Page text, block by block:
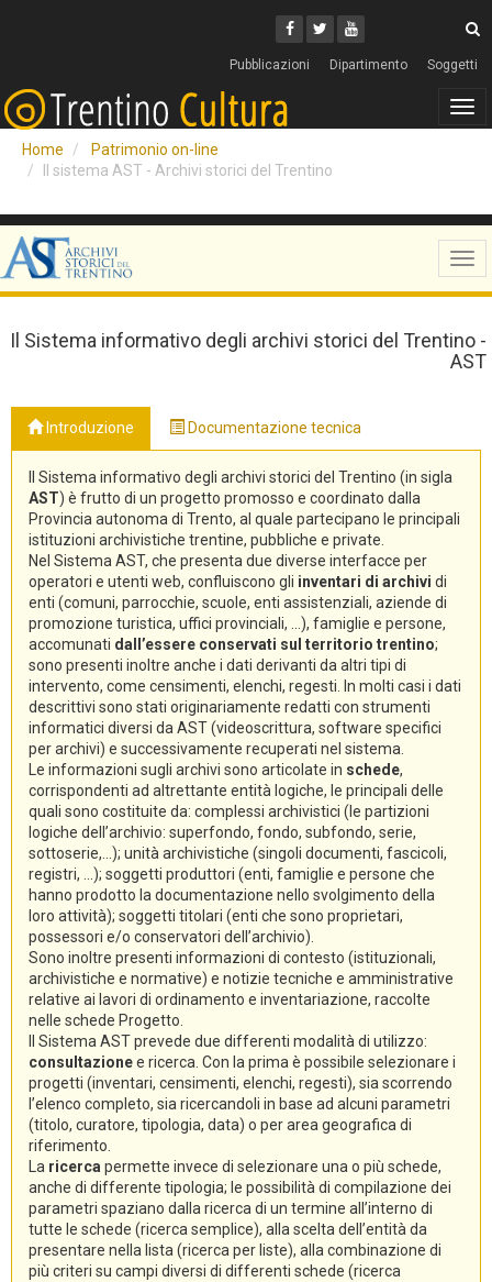
Facebook
Twitter
Youtube
Pubblicazioni Dipartimento Soggetti
Home
Patrimonio on-line
Il sistema AST - Archivi storici del Trentino
Il Sistema informativo degli archivi storici del Trentino -
AST
Introduzione Documentazione tecnica
Il Sistema informativo degli archivi storici del Trentino (in sigla
AST) è frutto di un progetto promosso e coordinato dalla
Provincia autonoma di Trento, al quale partecipano le principali
istituzioni archivistiche trentine, pubbliche e private.
Nel Sistema AST, che presenta due diverse interfacce per
operatori e utenti web, confluiscono gli inventari di archivi di
enti (comuni, parrocchie, scuole, enti assistenziali, aziende di
promozione turistica, uffici provinciali, ...), famiglie e persone,
accomunati dall’essere conservati sul territorio trentino;
sono presenti inoltre anche i dati derivanti da altri tipi di
intervento, come censimenti, elenchi, regesti. In molti casi i dati
descrittivi sono stati originariamente redatti con strumenti
informatici diversi da AST (videoscrittura, software specifici
per archivi) e successivamente recuperati nel sistema.
Le informazioni sugli archivi sono articolate in schede,
corrispondenti ad altrettante entità logiche, le principali delle
quali sono costituite da: complessi archivistici (le partizioni
logiche dell’archivio: superfondo, fondo, subfondo, serie,
sottoserie,...); unità archivistiche (singoli documenti, fascicoli,
registri, ...); soggetti produttori (enti, famiglie e persone che
hanno prodotto la documentazione nello svolgimento della
loro attività); soggetti titolari (enti che sono proprietari,
possessori e/o conservatori dell’archivio).
Sono inoltre presenti informazioni di contesto (istituzionali,
archivistiche e normative) e notizie tecniche e amministrative
relative ai lavori di ordinamento e inventariazione, raccolte
nelle schede Progetto.
Il Sistema AST prevede due differenti modalità di utilizzo:
consultazionee ricerca. Con la prima è possibile selezionare i
progetti (inventari, censimenti, elenchi, regesti), sia scorrendo
l’elenco completo, sia ricercandoli in base ad alcuni parametri
(titolo, curatore, tipologia, data) o per area geografica di
riferimento.
La ricerca permette invece di selezionare una o più schede,
anche di differente tipologia; le possibilità di compilazione dei
parametri spaziano dalla ricerca di un termine all’interno di
tutte le schede (ricerca semplice), alla scelta dell’entità da
presentare nella lista (ricerca per liste), alla combinazione di
più criteri su campi diversi di differenti schede (ricerca